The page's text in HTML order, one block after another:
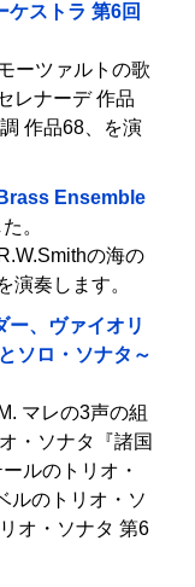
ケストラ 第6回
ーツァルトの歌
レナーデ 作品
作品68、を演
Ensemble
。
の海の
演奏します。
ー、ヴァイオリ
ソロ・ソナタ～
マレの3声の組
・ソナタ『諸国
ルのトリオ・
ルのトリオ・ソ
オ・ソナタ 第6